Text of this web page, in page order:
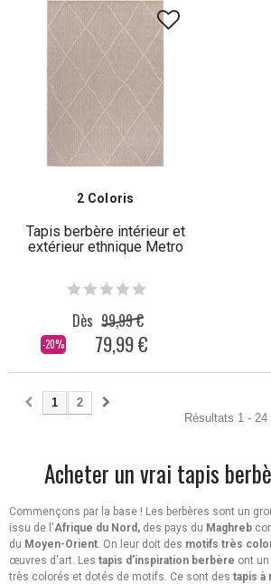
2 Coloris
Tapis berbère intérieur et
extérieur ethnique Metro
-20%
Dès 99,99 €
79,99 €
1
2
Résultats 1 - 24
Acheter un vrai tapis
Commençons par la base ! Les berbères sont un
issu de l'Afrique du Nord, des pays du Maghreb
du Moyen-Orient . On leur doit des motifs très
œuvres d'art. Les tapis d'inspiration berbère ont
très colorés et dotés de motifs. Ce sont des tapis à